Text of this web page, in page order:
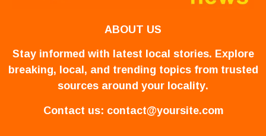
ABOUT US
Stay informed with latest local stories. Explore
breaking, local, and trending topics from trusted
sources around your locality.
Contact us: contact@yoursite.com